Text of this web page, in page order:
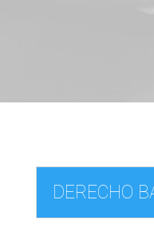
DERECHO